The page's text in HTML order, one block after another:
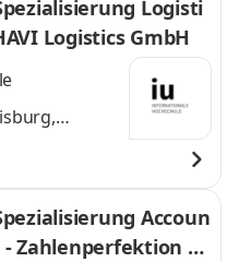
Logisti
Logistics GmbH
Accoun
Zahlenperfektion G